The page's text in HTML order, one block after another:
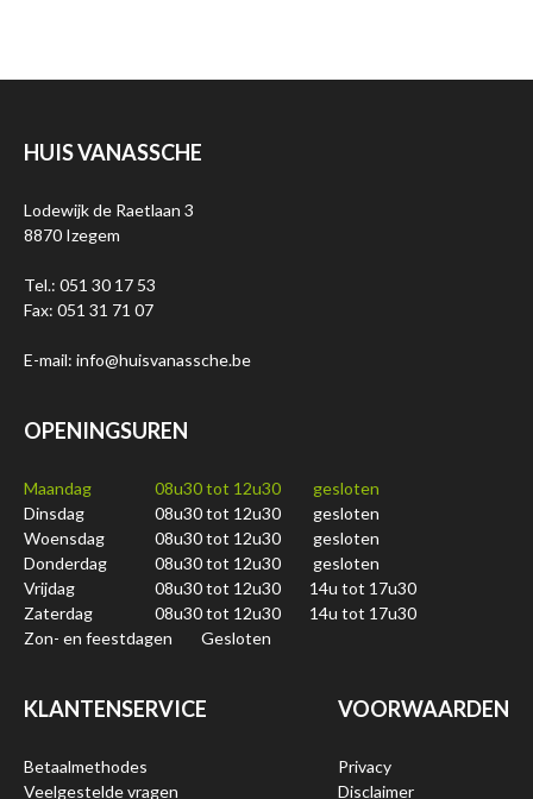
HUIS VANASSCHE
Lodewijk de Raetlaan 3
8870 Izegem
Tel.: 051 30 17 53
Fax: 051 31 71 07
E-mail: info@huisvanassche.be
OPENINGSUREN
Maandag 08u30 tot 12u30
gesloten
Dinsdag
08u30 tot 12u30
gesloten
Woensdag
08u30 tot 12u30
gesloten
Donderdag
08u30 tot 12u30
gesloten
Vrijdag
08u30 tot 12u30
14u tot 17u30
Zaterdag
08u30 tot 12u30
14u tot 17u30
Zon- en feestdagen
Gesloten
KLANTENSERVICE
Betaalmethodes
Veelgestelde vragen
VOORWAARDEN
Privacy
Disclaimer